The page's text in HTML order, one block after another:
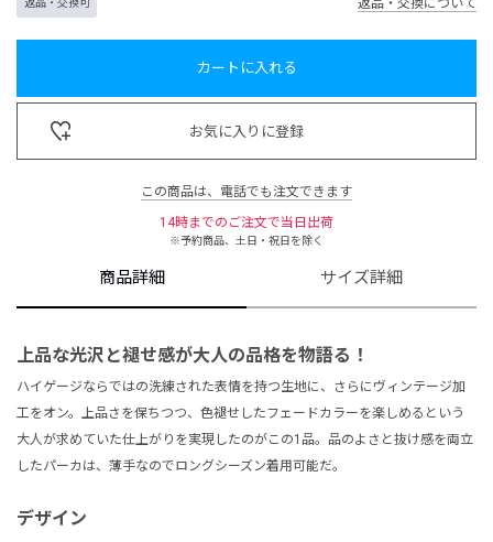
カートに入れる
お気に入りに登録
この商品は、電話でも注文できます
14時までのご注文で当日出荷
※予約商品、土日・祝日を除く
商品詳細 サイズ詳細
上品な光沢と褪せ感が大人の品格を物語る！
ハイゲージならではの洗練された表情を持つ生地に、さらにヴィンテージ加
工をオン。上品さを保ちつつ、色褪せしたフェードカラーを楽しめるという
大人が求めていた仕上がりを実現したのがこの1品。品のよさと抜け感を両立
したパーカは、薄手なのでロングシーズン着用可能だ。
デザイン